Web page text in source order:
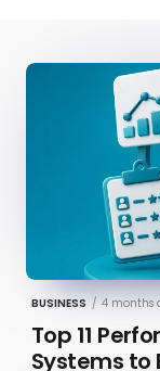
BUSINESS / 4 months
Top 11
Systems to